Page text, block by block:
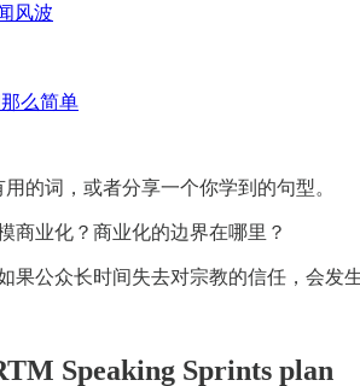
风波
么简单
的词，或者分享一个你学到的句型。
商业化？商业化的边界在哪里？
果公众长时间失去对宗教的信任，会发
Speaking Sprints plan